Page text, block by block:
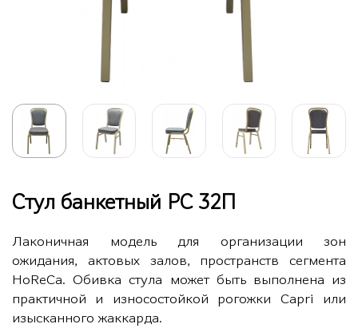
Стул банкетный РС 32П
Лаконичная модель для организации зон
ожидания, актовых залов, пространств сегмента
HoReCa. Обивка стула может быть выполнена из
практичной и износостойкой рогожки Capri или
изысканного жаккарда.